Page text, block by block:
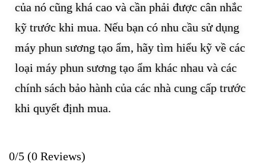
của nó cũng khá cao và cần phải được cân nhắc
kỹ trước khi mua. Nếu bạn có nhu cầu sử dụng
máy phun sương tạo ẩm, hãy tìm hiểu kỹ về các
loại máy phun sương tạo ẩm khác nhau và các
chính sách bảo hành của các nhà cung cấp trước
khi quyết định mua.
0/5 (0 Reviews)